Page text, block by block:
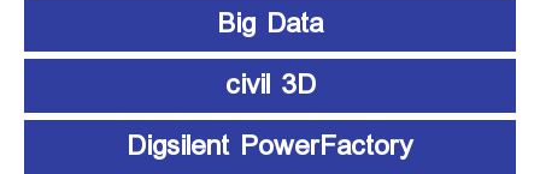
Big Data
civil 3D
Digsilent PowerFactory